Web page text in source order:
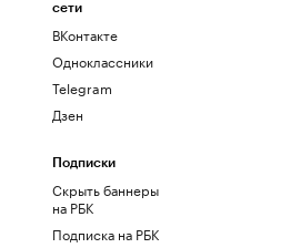
сети
ВКонтакте
Одноклассники
Telegram
Дзен
Подписки
Скрыть баннеры
на РБК
Подписка на РБК